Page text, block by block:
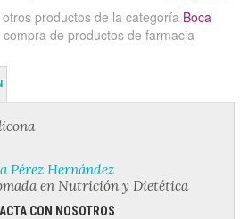
otros productos de la categoría Boca
de productos de farmacia
Pérez Hernández
en Nutrición y Dietética
CON NOSOTROS